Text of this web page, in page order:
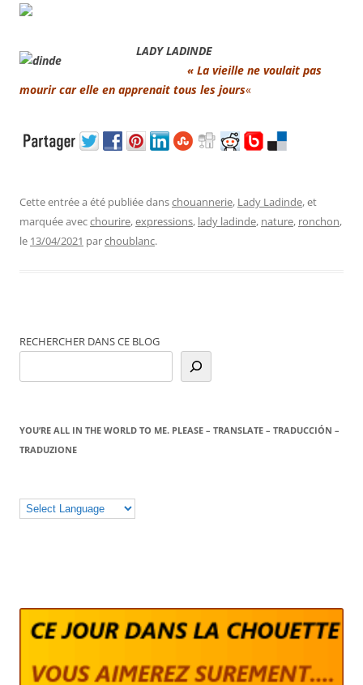
LADY LADINDE
« La vieille ne voulait pas
mourir car elle en apprenait tous les jours«
Cette entrée a été publiée danschouannerie, Lady Ladinde, et
marquée avecchourire,expressions, lady ladinde, nature, ronchon,
le 13/04/2021 parchoublanc.
RECHERCHER DANS CE BLOG
YOU’RE ALL IN THE WORLD TO ME. PLEASE – TRANSLATE – TRADUCCIÓN –
TRADUZIONE